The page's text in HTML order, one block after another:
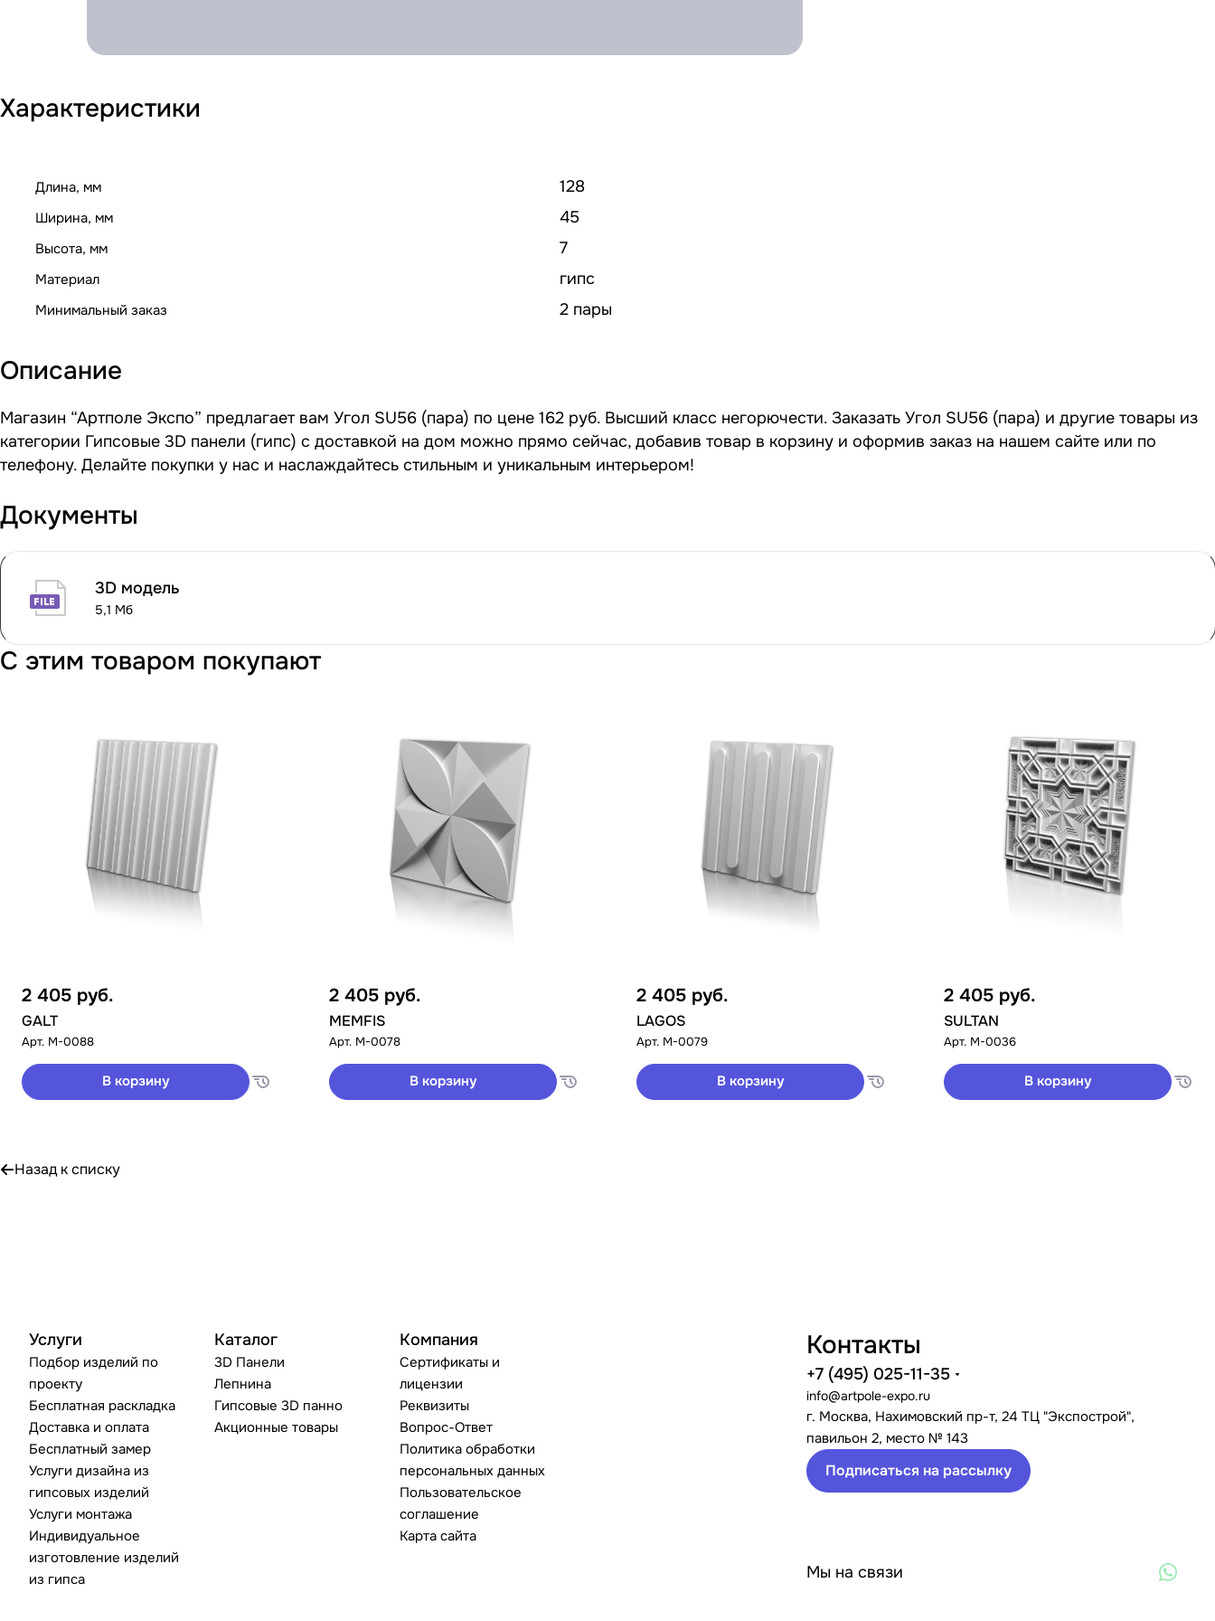
Характеристики
Длина, мм 128
Ширина, мм 45
Высота, мм 7
Материал гипс
Минимальный заказ 2 пары
Описание
Магазин “Артполе Экспо” предлагает вам Угол SU56 (пара) по цене 162 руб. Высший класс негорючести. Заказать Угол SU56 (пара) и другие товары из
категории Гипсовые 3D панели (гипс) с доставкой на дом можно прямо сейчас, добавив товар в корзину и оформив заказ на нашем сайте или по
телефону. Делайте покупки у нас и наслаждайтесь стильным и уникальным интерьером!
Документы
3D модель
5,1 Мб
С этим товаром покупают
2 405 руб.
GALT
Арт. M-0088
В корзину
2 405 руб.
MEMFIS
Арт. M-0078
В корзину
2 405 руб.
LAGOS
Арт. M-0079
В корзину
2 405 руб.
SULTAN
Арт. M-0036
В корзину
Назад к списку
Услуги
Подбор изделий по
проекту
Бесплатная раскладка
Доставка и оплата
Бесплатный замер
Услуги дизайна из
гипсовых изделий
Услуги монтажа
Индивидуальное
изготовление изделий
из гипса
Каталог
3D Панели
Лепнина
Гипсовые 3D панно
Акционные товары
Компания
Сертификаты и
лицензии
Реквизиты
Вопрос-Ответ
Политика обработки
персональных данных
Пользовательское
соглашение
Карта сайта
Контакты
+7 (495) 025-11-35
info@artpole-expo.ru
г. Москва, Нахимовский пр-т, 24 ТЦ "Экспострой",
павильон 2, место № 143
Подписаться на рассылку
Мы на связи